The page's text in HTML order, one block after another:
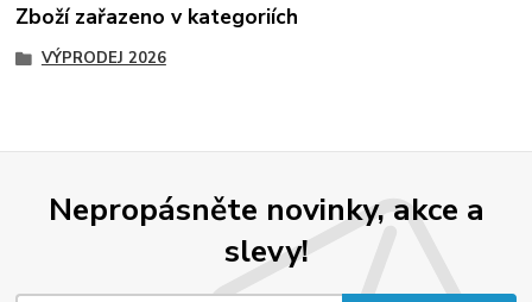
Zboží zařazeno v kategoriích
VÝPRODEJ 2026
Nepropásněte novinky, akce a
slevy!